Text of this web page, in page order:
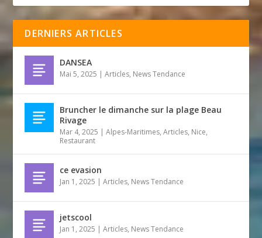
DERNIERS ARTICLES
DANSEA
Mai 5, 2025 |Articles, News Tendance
Bruncher le dimanche sur la plage Beau
Rivage
Mar 4, 2025 |Alpes-Maritimes,Articles, Nice,
Restaurant
ce evasion
Jan 1, 2025 |Articles, News Tendance
jetscool
Jan 1, 2025 |Articles, News Tendance